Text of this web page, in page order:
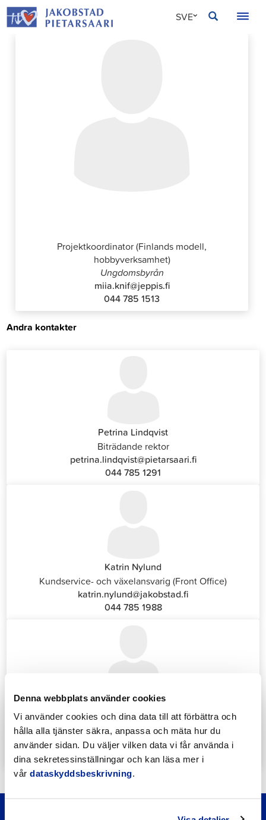
Denna webbplats använder cookies
Vi använder cookies och dina data till att förbättra och
hålla alla tjänster säkra, anpassa och mäta hur du
använder sidan. Du väljer vilken data vi får använda i
dina sekretessinställningar och kan läsa mer i
vår dataskyddsbeskrivning.
Hoppa
till
SVE
Projektkoordinator (Finlands modell,
hobbyverksamhet)
Ungdomsbyrån
miia.knif@jeppis.fi
044 785 1513
Andra kontakter
Petrina Lindqvist
Biträdande rektor
petrina.lindqvist@pietarsaari.fi
044 785 1291
Katrin Nylund
Kundservice- och växelansvarig (Front Office)
katrin.nylund@jakobstad.fi
044 785 1988
Annika Strömberg
Administrativ sekreterare
Sysselsättningstjänster
annika.stomberg@jakobstad.fi
050 430 6640